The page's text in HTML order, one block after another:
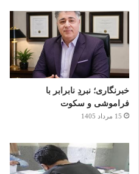
خبرنگاری؛ نبردِ نابرابر با
فراموشی و سکوت
15 مرداد 1405